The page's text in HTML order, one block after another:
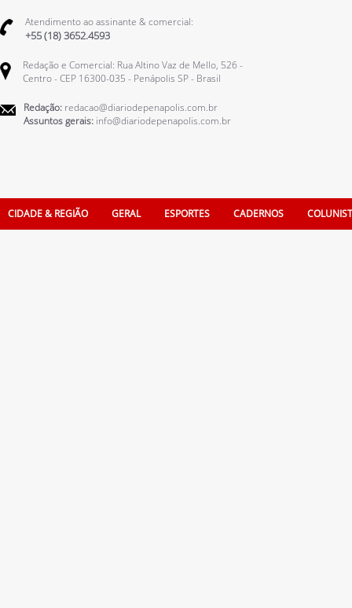
Atendimento ao assinante & comercial:
+55 (18) 3652.4593
Redação e Comercial: Rua Altino Vaz de Mello, 526 -
Centro - CEP 16300-035 - Penápolis SP - Brasil
Redação: redacao@diariodepenapolis.com.br
Assuntos gerais: info@diariodepenapolis.com.br
CIDADE & REGIÃO GERAL ESPORTES CADERNOS